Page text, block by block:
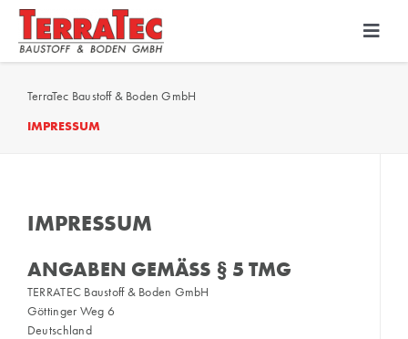
Skip
content
Bodenbeschichtung
PU-Beton
IMPRESSUM
TerraTec Baustoff & Boden GmbH
IMPRESSUM
ANGABEN GEMÄSS § 5 TMG
TERRATEC Baustoff & Boden GmbH
Göttinger Weg 6
Deutschland